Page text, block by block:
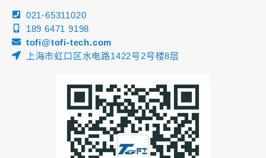
021-65311020
189 6471 9198
tofi@tofi-tech.com
上海市虹口区水电路1422号2号楼8层